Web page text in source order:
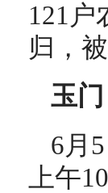
121户
归，
玉
6月
上午